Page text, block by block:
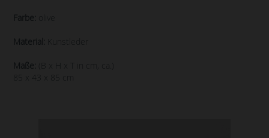
Farbe:
Material: Kunstleder
Maße:
(B x H x T in cm, ca.)